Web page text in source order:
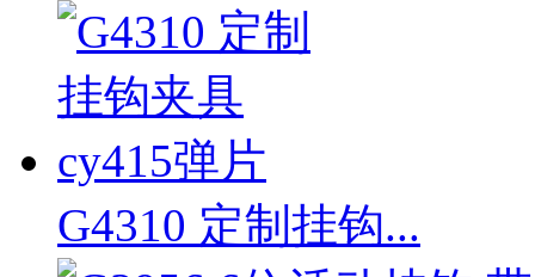
G4310 定制挂钩...